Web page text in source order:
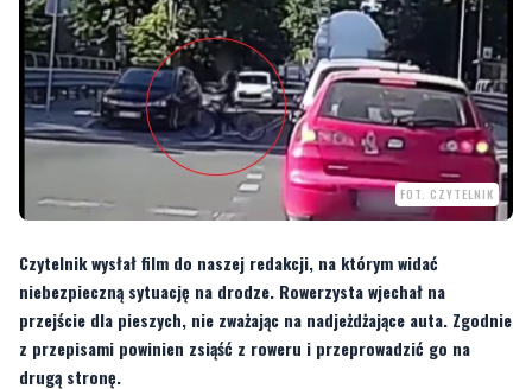
FOT. CZYTELNIK
Czytelnik wysłał film do naszej redakcji, na którym widać
niebezpieczną sytuację na drodze. Rowerzysta wjechał na
z przepisami powinien zsiąść z roweru i przeprowadzić go na
drugą stronę.
Do zdarzenia doszło w poniedziałek (12 czerwca) około godziny 18:00 w Redzie
na ulicy Puckiej. Na nagraniu przesłanym przez Czytelnika widać jak rowerzysta
wjeżdża na pasy i prawie potrąca go samochód. Na szczęście cyklista zdążył